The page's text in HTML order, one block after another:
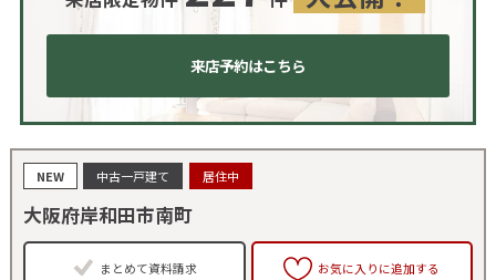
来店予約はこちら
NEW 中古一戸建て 居住中
大阪府岸和田市南町
まとめて資料請求 お気に入りに追加する